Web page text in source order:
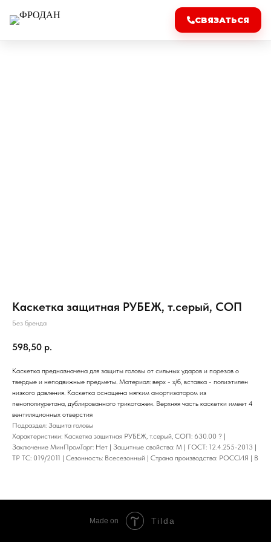
СВЯЗАТЬСЯ
Каскетка защитная РУБЕЖ, т.серый, СОП
Без бренда
598,50 р.
Каскетка предназначена для защиты головы от сильных ударов и порезов о
твердые и неподвижные предметы. Материал: верх - х/б, вставка - полиэтилен
низкого давления. Каскетка оснащена мягким амортизатором из
пенополиуретана, дублированного трикотажем. Верхняя часть каскетки имеет 4
вентиляционных отверстия
Подраздел: Защита головы
Характеристики: Каскетка защитная РУБЕЖ, т.серый, СОП: 630.00 ? |
Заключение МинПромТорг: Нет | Защитные свойства: М | ГОСТ: 12.4.255-2013 |
ТР ТС: 019/2011 | Сезонность: Всесезонный | Страна производства: РОССИЯ | В
Made on Tilda